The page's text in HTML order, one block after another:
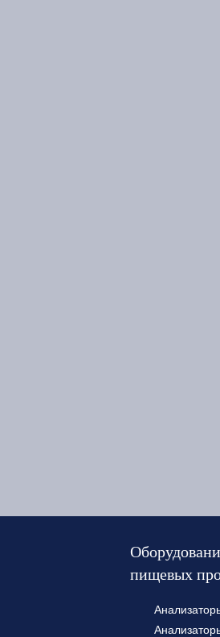
пищевых